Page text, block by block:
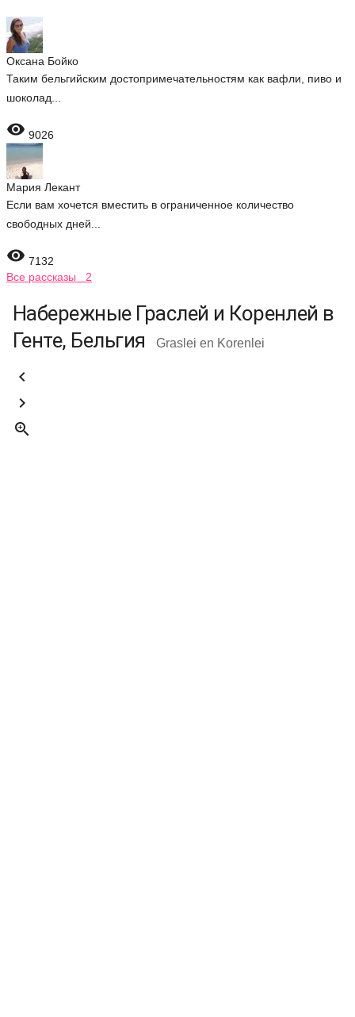
Оксана Бойко
Таким бельгийским достопримечательностям как вафли, пиво и
шоколад...
 9026
Мария Лекант
Если вам хочется вместить в ограниченное количество
свободных дней...
 7132
Все рассказы 2
Набережные Граслей и Коренлей в
Генте, Бельгия
Graslei en Korenlei


